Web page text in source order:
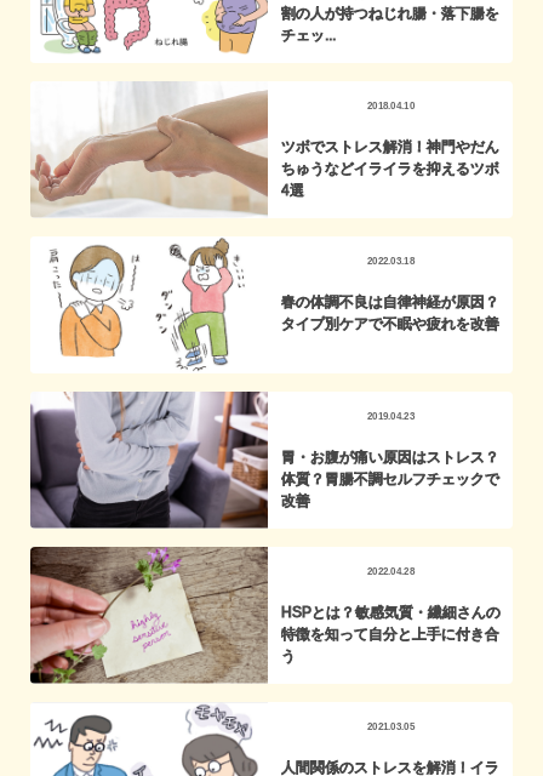
割の人が持つねじれ腸・落下腸を
チェッ...
2018.04.10
ツボでストレス解消！神門やだん
ちゅうなどイライラを抑えるツボ
4選
2022.03.18
春の体調不良は自律神経が原因？
タイプ別ケアで不眠や疲れを改善
2019.04.23
胃・お腹が痛い原因はストレス？
体質？胃腸不調セルフチェックで
改善
2022.04.28
HSPとは？敏感気質・繊細さんの
特徴を知って自分と上手に付き合
う
2021.03.05
人間関係のストレスを解消！イラ